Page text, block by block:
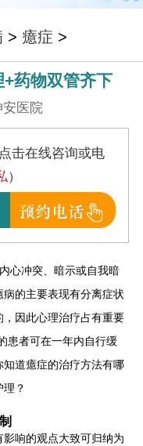
> 癔症 >
药物双管齐下
医院
击在线咨询或电
）
冲突、暗示或自我暗
的主要表现有分离症状
因此心理治疗占有重要
患者可在一年内自行缓
道癔症的治疗方法有哪
？
响的观点大致可归纳为